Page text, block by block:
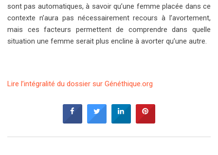
sont pas automatiques, à savoir qu’une femme placée dans ce
contexte n’aura pas nécessairement recours à l’avortement,
mais ces facteurs permettent de comprendre dans quelle
situation une femme serait plus encline à avorter qu’une autre.
Lire l’intégralité du dossier sur Généthique.org